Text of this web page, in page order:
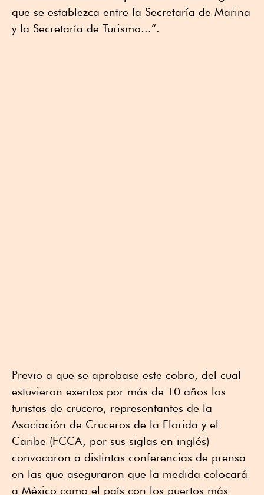
que se establezca entre la Secretaría de Marina
y la Secretaría de Turismo...”.
Previo a que se aprobase este cobro, del cual
estuvieron exentos por más de 10 años los
turistas de crucero, representantes de la
Asociación de Cruceros de la Florida y el
Caribe (FCCA, por sus siglas en inglés)
convocaron a distintas conferencias de prensa
en las que aseguraron que la medida colocará
a México como el país con los puertos más